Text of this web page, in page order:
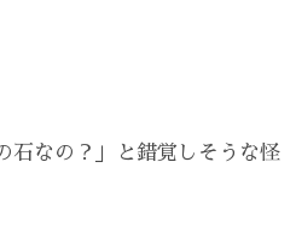
石なの？」と錯覚しそうな怪